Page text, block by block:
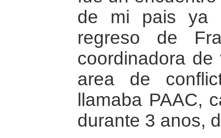
de mi pais ya
regreso de
coordinadora
area de
llamaba PAAC,
durante 3 anos,